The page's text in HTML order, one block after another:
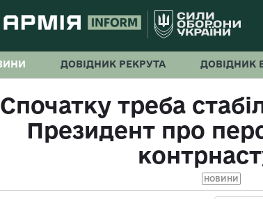
ДОВІДНИК РЕКРУТА ДОВІДНИК
Спочатку треба
Президент про
НОВИНИ